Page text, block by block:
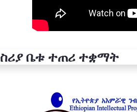
ቤቱ ተጠሪ ተቋማት